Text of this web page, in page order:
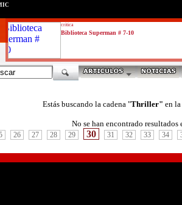
critica
Biblioteca Superman # 7-10
Estás buscando la cadena "Thriller" en
No se han encontrado resultados
26 27 28 29 30 31 32 33 34